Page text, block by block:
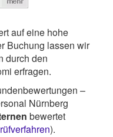
auf eine hohe
Buchung lassen wir
durch den
erfragen.
–
Nürnberg
bewertet
).